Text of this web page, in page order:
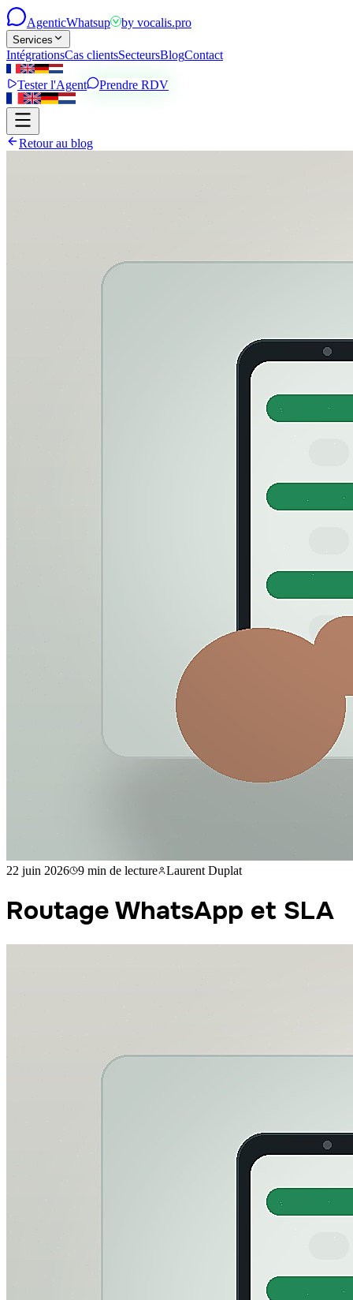
AgenticWhatsup by vocalis.pro
Services
IntégrationsCas clientsSecteursBlogContact
Tester l'Agent Prendre RDV
Retour au blog
22 juin 2026 9 min de lecture Laurent Duplat
Routage WhatsApp et SLA